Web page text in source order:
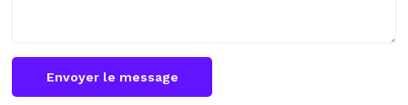
Envoyer le message